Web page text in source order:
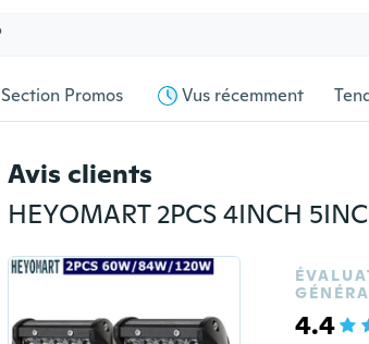
Section Promos Vus récemment
Avis clients
4.4